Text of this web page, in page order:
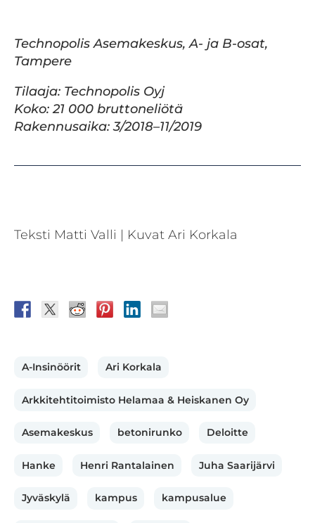
Technopolis Asemakeskus, A- ja B-osat,
Tampere
Tilaaja: Technopolis Oyj
Koko: 21 000 bruttoneliötä
Rakennusaika: 3/2018–11/2019
Teksti Matti Valli | Kuvat Ari Korkala
A-Insinöörit Ari Korkala
Arkkitehtitoimisto Helamaa & Heiskanen Oy
Asemakeskus betonirunko Deloitte
Hanke Henri Rantalainen Juha Saarijärvi
Jyväskylä kampus kampusalue